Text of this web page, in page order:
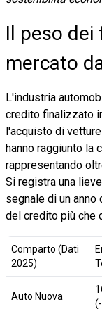
Il peso dei
mercato
L'industria
credito finalizzato
l'acquisto di
hanno raggiunto la
rappresentando
Si registra una
segnale di un
del credito più che
Comparto (Dati
2025)
Auto Nuova